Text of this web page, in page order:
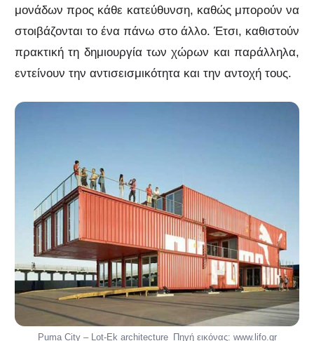
μονάδων προς κάθε κατεύθυνση, καθώς μπορούν να
στοιβάζονται το ένα πάνω στο άλλο. Έτσι, καθιστούν
πρακτική τη δημιουργία των χώρων και παράλληλα,
εντείνουν την αντισεισμικότητα και την αντοχή τους.
Puma City – Lot-Ek architecture_Πηγή εικόνας: www.lifo.gr